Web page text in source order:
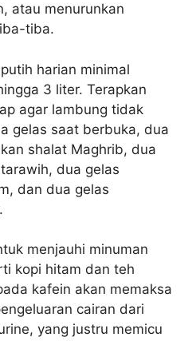
atau menurunkan
tiba.
harian minimal
3 liter. Terapkan
agar lambung tidak
gelas saat berbuka, dua
shalat Maghrib, dua
dua gelas
dan dua gelas
menjauhi minuman
kopi hitam dan teh
kafein akan memaksa
cairan dari
yang justru memicu